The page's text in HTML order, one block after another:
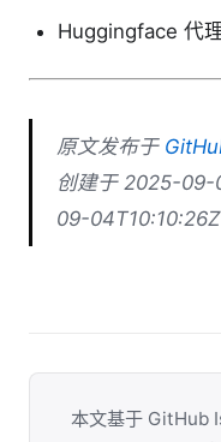
Huggingface 代
原文发布于
创建于 2025-
09-04T10:10:26Z
本文基于 GitHub